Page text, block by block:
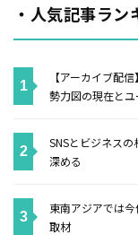
・人気記事ラン
【アーカイブ配
勢力図の現在とユ
SNSとビジネス
深める
東南アジアでは
取材